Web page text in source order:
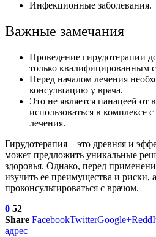
Инфекционные заболевания.
Важные замечания
Проведение гирудотерапии
только квалифицированным
Перед началом лечения
консультацию у врача.
Это не является панацеей от
использоваться в комплексе
лечения.
Гирудотерапия – это древняя и
может предложить уникальные
здоровья. Однако, перед
изучить ее преимущества и риски,
проконсультироваться с врачом.
0 52
Share FacebookTwitterGoogle+
адрес